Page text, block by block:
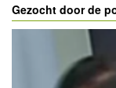
Gezocht door de